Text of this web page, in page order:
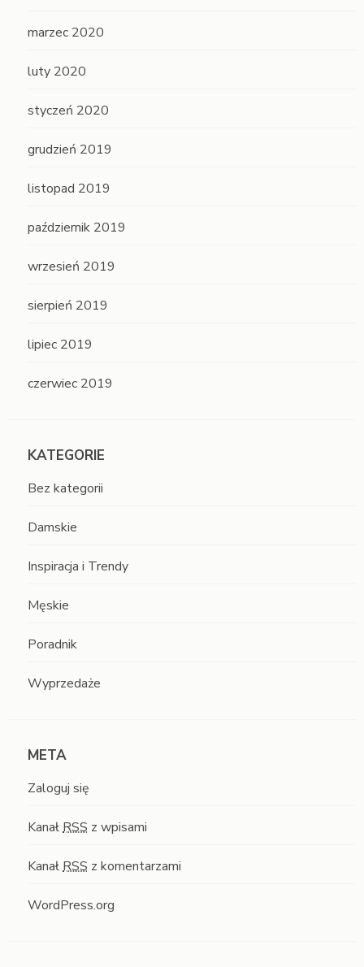
marzec 2020
luty 2020
styczeń 2020
grudzień 2019
listopad 2019
październik 2019
wrzesień 2019
sierpień 2019
lipiec 2019
czerwiec 2019
KATEGORIE
Bez kategorii
Damskie
Inspiracja i Trendy
Męskie
Poradnik
Wyprzedaże
META
Zaloguj się
KanałRSS z wpisami
KanałRSS z komentarzami
WordPress.org